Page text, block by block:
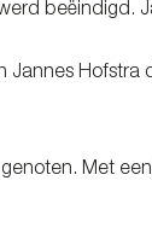
beëindigd.
Jannes
Met